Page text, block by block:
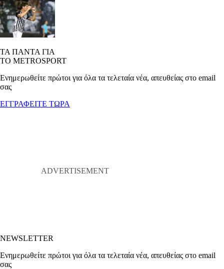
ΤΑ ΠΑΝΤΑ ΓΙΑ
ΤΟ METROSPORT
Ενημερωθείτε πρώτοι για όλα τα τελεταία νέα, απευθείας στο email
σας
ΕΓΓΡΑΦΕΙΤΕ ΤΩΡΑ
NEWSLETTER
Ενημερωθείτε πρώτοι για όλα τα τελεταία νέα, απευθείας στο email
σας